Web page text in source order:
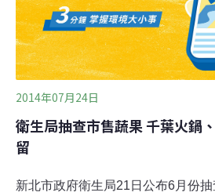
農藥監測檢驗結果，每次仍有超過
出過量的農藥殘留，甚至出現不可
2014年07月24日
衛生局抽查市售蔬果 千葉火鍋
留
新北市政府衛生局21日公布6月份